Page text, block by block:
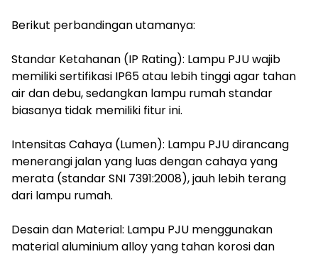
‎Berikut perbandingan utamanya:
‎Standar Ketahanan (IP Rating): Lampu PJU wajib
memiliki sertifikasi IP65 atau lebih tinggi agar tahan
air dan debu, sedangkan lampu rumah standar
biasanya tidak memiliki fitur ini.
‎Intensitas Cahaya (Lumen): Lampu PJU dirancang
menerangi jalan yang luas dengan cahaya yang
merata (standar SNI 7391:2008), jauh lebih terang
dari lampu rumah.
‎Desain dan Material: Lampu PJU menggunakan
material aluminium alloy yang tahan korosi dan